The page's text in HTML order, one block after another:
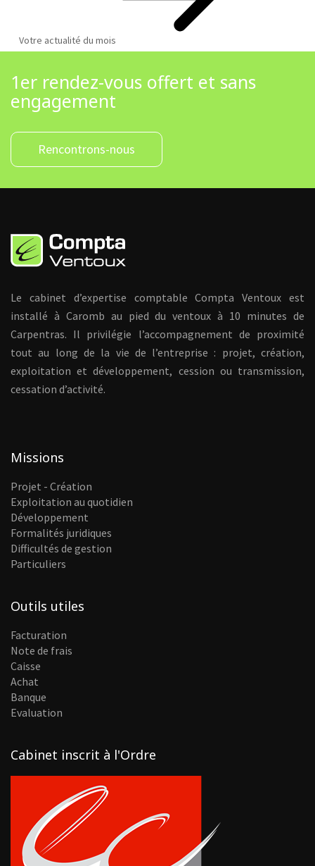
Votre actualité du mois
1er rendez-vous offert et sans
engagement
Rencontrons-nous
Le cabinet d’expertise comptable Compta Ventoux est
installé à Caromb au pied du ventoux à 10 minutes de
Carpentras. Il privilégie l’accompagnement de proximité
tout au long de la vie de l’entreprise : projet, création,
exploitation et développement, cession ou transmission,
cessation d’activité.
Missions
Projet - Création
Exploitation au quotidien
Développement
Formalités juridiques
Difficultés de gestion
Particuliers
Outils utiles
Facturation
Note de frais
Caisse
Achat
Banque
Evaluation
Cabinet inscrit à l'Ordre